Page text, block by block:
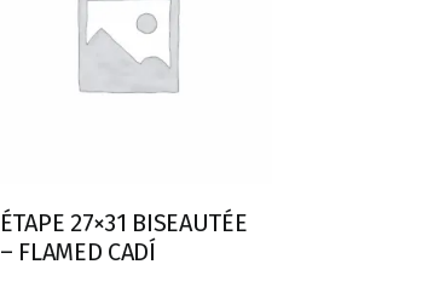
ÉTAPE 27×31 BISEAUTÉE
– FLAMED CADÍ